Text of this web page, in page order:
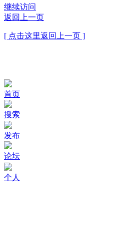
继续访问
返回上一页
[ 点击这里返回上一页 ]
首页
搜索
发布
论坛
个人